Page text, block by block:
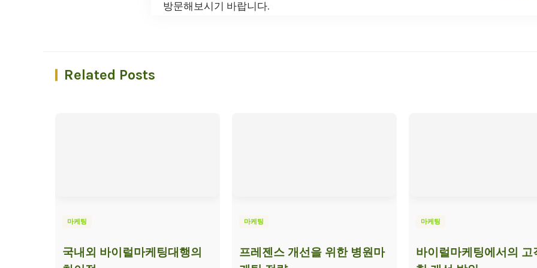
방문해보시기 바랍니다.
Related Posts
마케팅
국내외 바이럴마케팅대행의
마케팅
프레젠스 개선을 위한 병원마
마케팅
바이럴마케팅에서의 고